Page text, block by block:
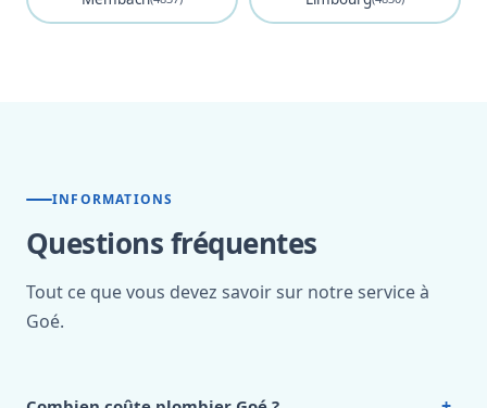
INFORMATIONS
Questions fréquentes
Tout ce que vous devez savoir sur notre service à
Goé.